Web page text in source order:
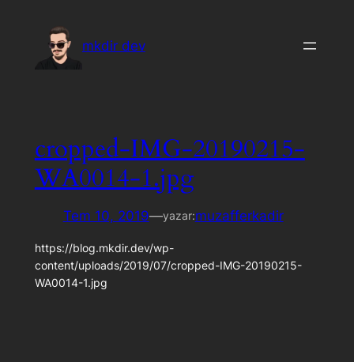
mkdir dev
cropped-IMG-20190215-
WA0014-1.jpg
Tem 10, 2019—yazar:muzafferkadir
https://blog.mkdir.dev/wp-
content/uploads/2019/07/cropped-IMG-20190215-
WA0014-1.jpg